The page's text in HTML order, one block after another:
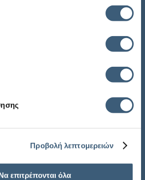
Προβολή λεπτομερειών
επιτρέπονται όλα